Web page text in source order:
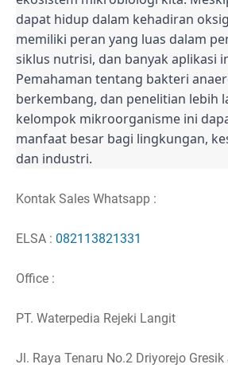
dapat hidup dalam kehadiran
memiliki peran yang luas dalam
siklus nutrisi, dan banyak aplikasi
Pemahaman tentang bakteri
berkembang, dan penelitian lebih
kelompok mikroorganisme ini
manfaat besar bagi lingkungan,
dan industri.
Kontak Sales Whatsapp :
ELSA : 082113821331
Office :
PT. Waterpedia Rejeki Langit
Jl. Raya Tenaru No.2 Driyorejo